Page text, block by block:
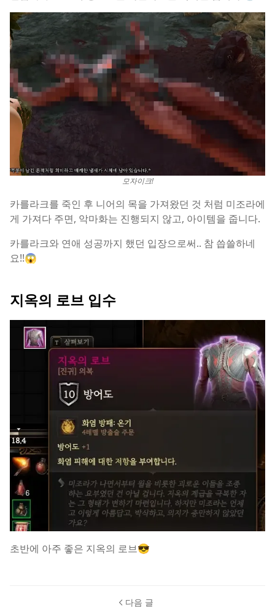
모자이크!
카를라크를 죽인 후 니어의 목을 가져왔던 것 처럼 미조라에
게 가져다 주면, 악마화는 진행되지 않고, 아이템을 줍니다.
카를라크와 연애 성공까지 했던 입장으로써.. 참 씁쓸하네
요!!😱
지옥의 로브 입수
초반에 아주 좋은 지옥의 로브😎
다음 글